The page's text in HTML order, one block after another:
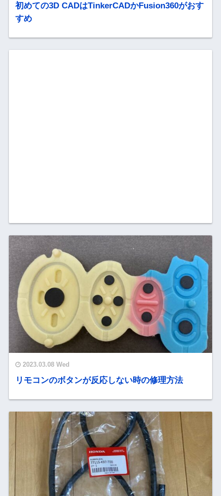
初めての3D CADはTinkerCADかFusion360がおす
すめ
2023.03.08 Wed
リモコンのボタンが反応しない時の修理方法